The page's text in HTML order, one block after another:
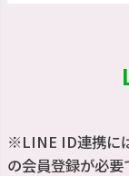
※LINE ID連携に
の会員登録が必要